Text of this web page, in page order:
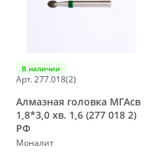
В наличии
Арт. 277.018(2)
Алмазная головка МГАсв
1,8*3,0 хв. 1,6 (277 018 2)
РФ
Моналит